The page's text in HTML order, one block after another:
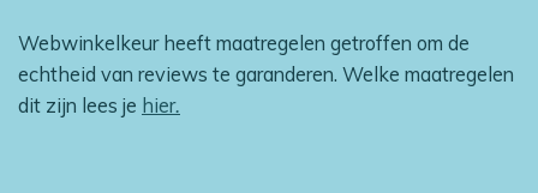
Webwinkelkeur heeft maatregelen getroffen om de
echtheid van reviews te garanderen. Welke maatregelen
dit zijn lees je hier.